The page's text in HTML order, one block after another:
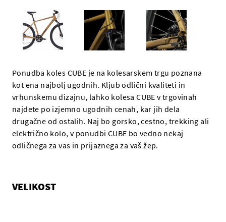
Ponudba koles CUBE je na kolesarskem trgu poznana
kot ena najbolj ugodnih. Kljub odlični kvaliteti in
vrhunskemu dizajnu, lahko kolesa CUBE v trgovinah
najdete po izjemno ugodnih cenah, kar jih dela
drugačne od ostalih. Naj bo gorsko, cestno, trekking ali
električno kolo, v ponudbi CUBE bo vedno nekaj
odličnega za vas in prijaznega za vaš žep.
VELIKOST